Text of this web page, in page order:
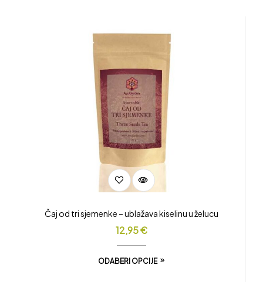
Čaj od tri sjemenke – ublažava kiselinu u želucu
12,95€
ODABERI OPCIJE